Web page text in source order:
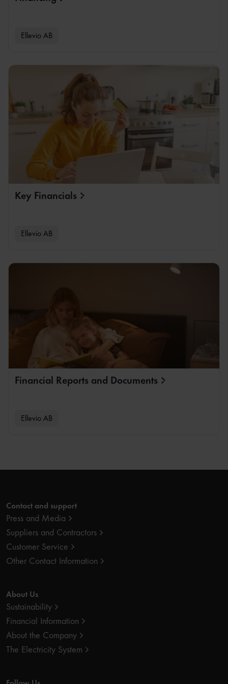
Ellevio AB
Key Financials
Ellevio AB
Financial Reports and Documents
Ellevio AB
Contact and support
Press and Media
Suppliers and Contractors
Customer Service
Other Contact Information
About Us
Sustainability
Financial Information
About the Company
The Electricity System